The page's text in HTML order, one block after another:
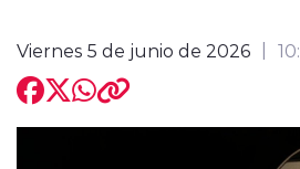
Regiones al Aire
Entrevistas
Viernes 5 de junio de 2026